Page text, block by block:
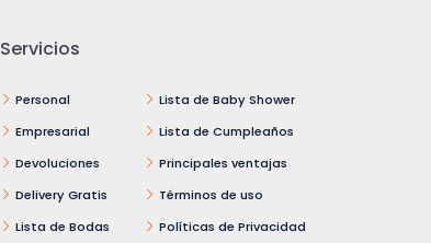
Servicios
Personal
Empresarial
Devoluciones
Delivery Gratis
Lista de Bodas
Lista de Baby Shower
Lista de Cumpleaños
Principales ventajas
Términos de uso
Políticas de Privacidad